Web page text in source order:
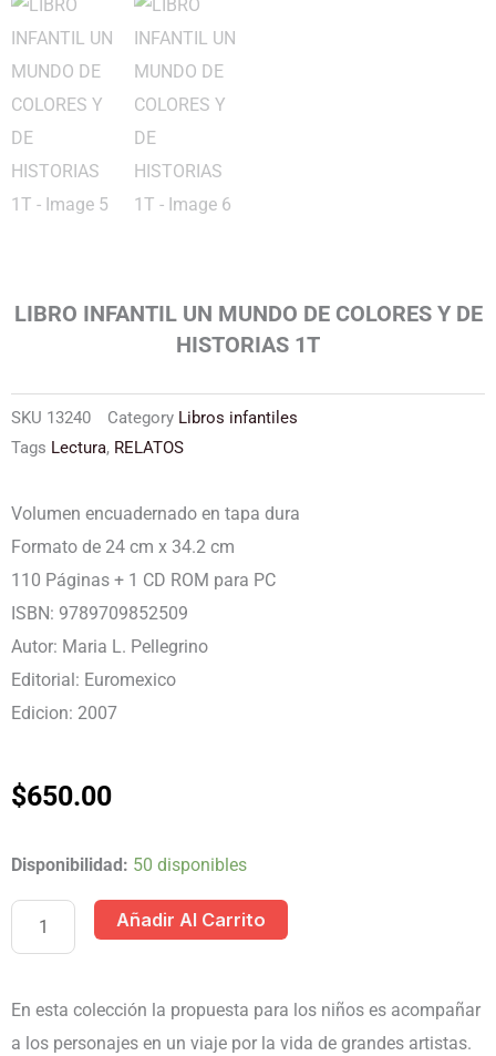
LIBRO INFANTIL UN MUNDO DE COLORES Y DE
HISTORIAS 1T
SKU 13240 Category Libros infantiles
Tags Lectura, RELATOS
Volumen encuadernado en tapa dura
Formato de 24 cm x 34.2 cm
110 Páginas + 1 CD ROM para PC
ISBN: 9789709852509
Autor: Maria L. Pellegrino
Editorial: Euromexico
Edicion: 2007
$650.00
Disponibilidad: 50 disponibles
LIBRO
INFANTIL
Añadir Al Carrito
En esta colección la propuesta para los niños es acompañar
a los personajes en un viaje por la vida de grandes artistas.